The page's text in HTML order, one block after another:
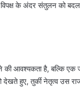
विपक्ष के अंदर संतुलन को
की आवश्यकता है, बल्कि
देखते हुए, तुर्की नेतृत्व उस